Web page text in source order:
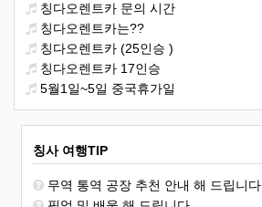
칭다오렌트카 문의 시간
칭다오렌트카는??
칭다오렌트카 (25인승 )
칭다오렌트카 17인승
5월1일~5일 중국휴가일
칭사 여행TIP
무역 통역 공장 추천 안내 해 드립니다.